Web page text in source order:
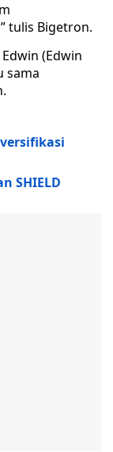
tulis Bigetron.
(Edwin
sama
SHIELD